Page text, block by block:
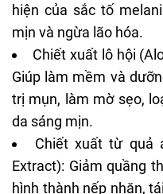
hiện của sắc tố
mịn và ngừa lão hóa.
Chiết xuất lô hội
Giúp làm mềm và
trị mụn, làm mờ sẹo,
da sáng mịn.
Chiết xuất từ quả
Extract): Giảm quầng
hình thành nếp nhăn,